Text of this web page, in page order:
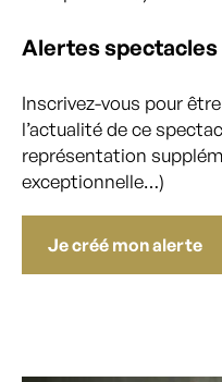
Alertes spectacles
Inscrivez-vous pour
l’actualité de ce
représentation
exceptionnelle…)
Je créé mon alerte